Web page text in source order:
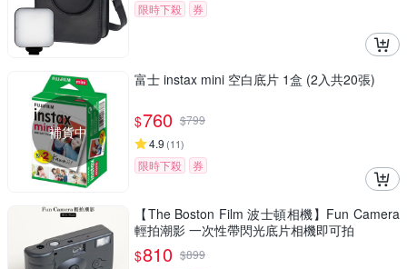
限時下殺
券
補貨中
富士 instax mini 空白底片 1盒 (2入共20張)
$760 $799
4.9 (11)
限時下殺 券
【The Boston Film 波士頓相機】Fun Camera
輕拍潮影 一次性帶閃光底片相機即可拍
$810 $899